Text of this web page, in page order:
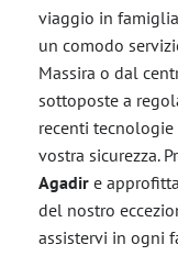
viaggio in
un comodo
Massira o dal
sottoposte a
recenti
vostra sicurezza.
Agadir e
del nostro
assistervi in ogni